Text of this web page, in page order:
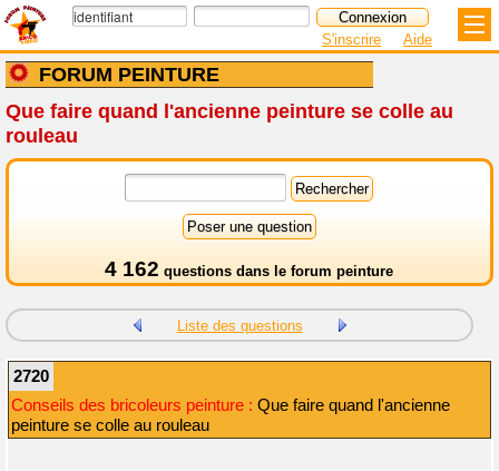
FORUM PEINTURE
S'inscrire Aide
Que faire quand l'ancienne peinture se colle au
rouleau
4 162 questions dans le forum peinture
Liste des questions
2720
Conseils des bricoleurs peinture : Que faire quand l'ancienne
peinture se colle au rouleau